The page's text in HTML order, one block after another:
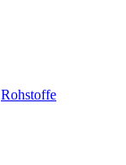
Rohstoffe